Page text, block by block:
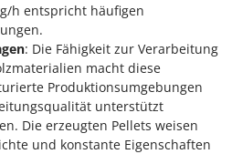
h entspricht häufigen
: Die Fähigkeit zur Verarbeitung
macht diese
Produktionsumgebungen
unterstützt
Die erzeugten Pellets weisen
und konstante Eigenschaften